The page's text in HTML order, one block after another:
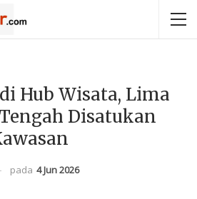
Hub Wisata, Lima
Disatukan
pada 4 Jun 2026